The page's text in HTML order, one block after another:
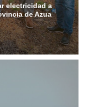
electricidad a
de Azua